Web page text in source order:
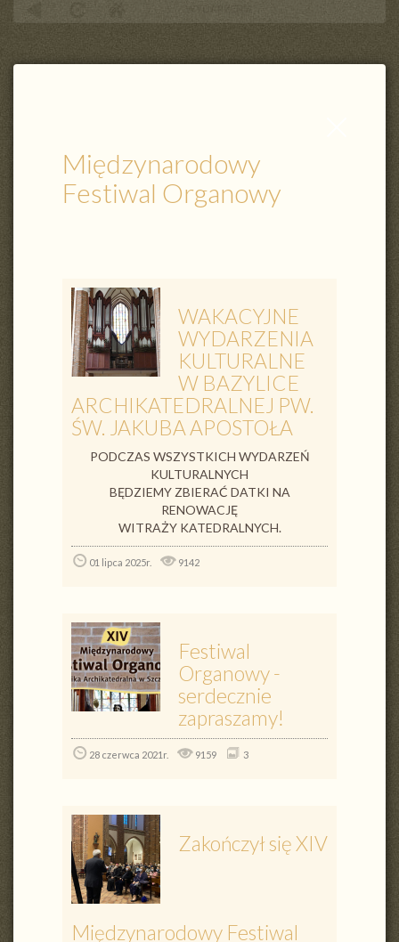
Międzynarodowy Festiwal Organowy
Międzynarodowy
Festiwal Organowy
WAKACYJNE
WYDARZENIA
KULTURALNE
W BAZYLICE
ARCHIKATEDRALNEJ PW.
ŚW. JAKUBA APOSTOŁA
PODCZAS WSZYSTKICH WYDARZEŃ
KULTURALNYCH
BĘDZIEMY ZBIERAĆ DATKI NA
RENOWACJĘ
WITRAŻY KATEDRALNYCH.
01 lipca 2025r. 9142
Festiwal
Organowy -
serdecznie
zapraszamy!
28 czerwca 2021r. 9159 3
Zakończył się XIV
Międzynarodowy Festiwal